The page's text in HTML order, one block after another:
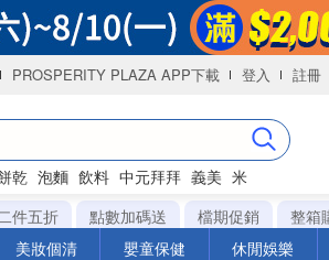
PROSPERITY PLAZA APP下載 登入 註冊
乾 泡麵 飲料 中元拜拜 義美 米
件五折 點數加碼送 檔期促銷 整箱
美妝個清 嬰童保健 休閒娛樂